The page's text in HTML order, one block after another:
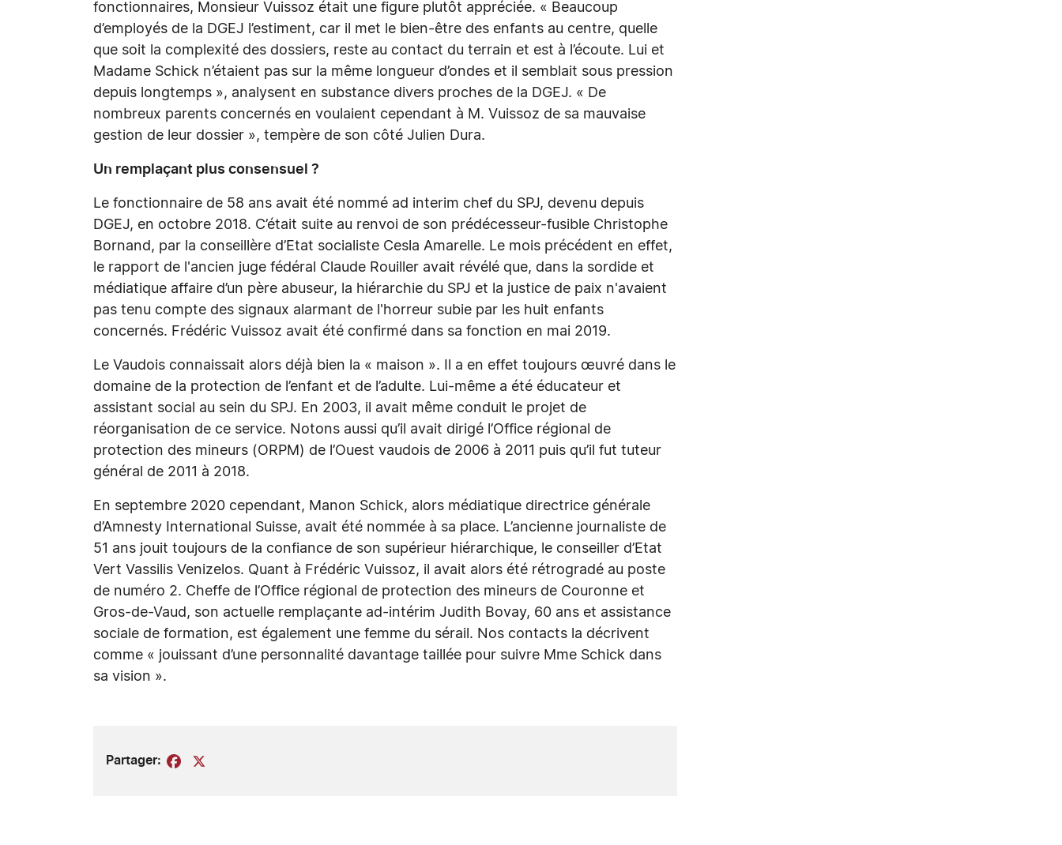
fonctionnaires, Monsieur Vuissoz était une figure plutôt appréciée. « Beaucoup
d’employés de la DGEJ l’estiment, car il met le bien-être des enfants au centre, quelle
que soit la complexité des dossiers, reste au contact du terrain et est à l’écoute. Lui et
Madame Schick n’étaient pas sur la même longueur d’ondes et il semblait sous pression
depuis longtemps », analysent en substance divers proches de la DGEJ. « De
nombreux parents concernés en voulaient cependant à M. Vuissoz de sa mauvaise
gestion de leur dossier », tempère de son côté Julien Dura.
Un remplaçant plus consensuel ?
Le fonctionnaire de 58 ans avait été nommé ad interim chef du SPJ, devenu depuis
DGEJ, en octobre 2018. C’était suite au renvoi de son prédécesseur-fusible Christophe
Bornand, par la conseillère d’Etat socialiste Cesla Amarelle. Le mois précédent en effet,
le rapport de l'ancien juge fédéral Claude Rouiller avait révélé que, dans la sordide et
médiatique affaire d’un père abuseur, la hiérarchie du SPJ et la justice de paix n'avaient
pas tenu compte des signaux alarmant de l'horreur subie par les huit enfants
concernés. Frédéric Vuissoz avait été confirmé dans sa fonction en mai 2019.
Le Vaudois connaissait alors déjà bien la « maison ». Il a en effet toujours œuvré dans le
domaine de la protection de l’enfant et de l’adulte. Lui-même a été éducateur et
assistant social au sein du SPJ. En 2003, il avait même conduit le projet de
réorganisation de ce service. Notons aussi qu’il avait dirigé l’Office régional de
protection des mineurs (ORPM) de l’Ouest vaudois de 2006 à 2011 puis qu’il fut tuteur
général de 2011 à 2018.
En septembre 2020 cependant, Manon Schick, alors médiatique directrice générale
d’Amnesty International Suisse, avait été nommée à sa place. L’ancienne journaliste de
51 ans jouit toujours de la confiance de son supérieur hiérarchique, le conseiller d’Etat
Vert Vassilis Venizelos. Quant à Frédéric Vuissoz, il avait alors été rétrogradé au poste
de numéro 2. Cheffe de l’Office régional de protection des mineurs de Couronne et
Gros-de-Vaud, son actuelle remplaçante ad-intérim Judith Bovay, 60 ans et assistance
sociale de formation, est également une femme du sérail. Nos contacts la décrivent
comme « jouissant d’une personnalité davantage taillée pour suivre Mme Schick dans
sa vision ».
Partager: Facebook